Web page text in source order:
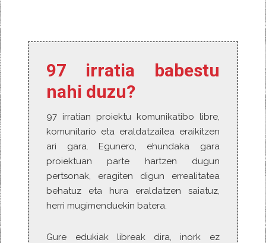
97 irratia babestu
nahi duzu?
97 irratian proiektu komunikatibo libre,
komunitario eta eraldatzailea eraikitzen
ari gara. Egunero, ehundaka gara
proiektuan parte hartzen dugun
pertsonak, eragiten digun errealitatea
behatuz eta hura eraldatzen saiatuz,
herri mugimenduekin batera.
Gure edukiak libreak dira, inork ez